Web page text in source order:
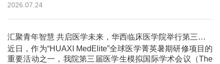
2026.07.24
汇聚青年智慧 共启医学未来，华西临床医学院举行第三届医学生模拟国际学术会议
近日，作为“HUAXI MedElite”全球医学菁英暑期研修项目的
重要活动之一，我院第三届医学生模拟国际学术会议（The